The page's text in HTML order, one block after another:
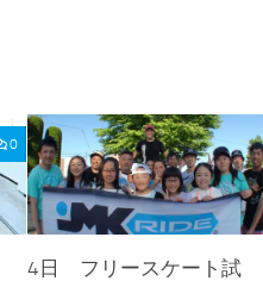
0
4日 フリースケート試